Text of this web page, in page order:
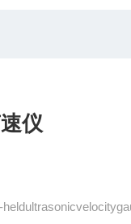
仪